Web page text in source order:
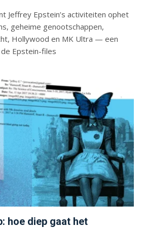
Jeffrey Epstein’s activiteiten ophet
geheime genootschappen,
Hollywood en MK Ultra — een
Epstein-files
hoe diep gaat het